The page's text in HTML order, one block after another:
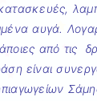
αυγά.
από τις
είναι